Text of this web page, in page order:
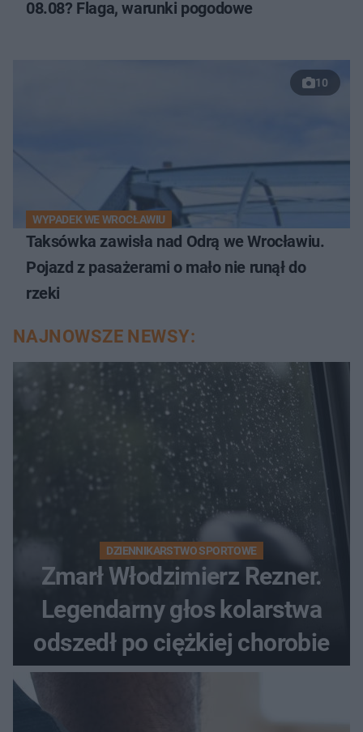
08.08? Flaga, warunki pogodowe
10
WYPADEK WE WROCŁAWIU
Taksówka zawisła nad Odrą we Wrocławiu.
Pojazd z pasażerami o mało nie runął do
rzeki
NAJNOWSZE NEWSY:
DZIENNIKARSTWO SPORTOWE
Zmarł Włodzimierz Rezner.
Legendarny głos kolarstwa
odszedł po ciężkiej chorobie